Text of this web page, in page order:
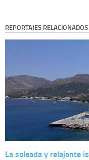
REPORTAJES RELACIONADOS
La soleada y relajante